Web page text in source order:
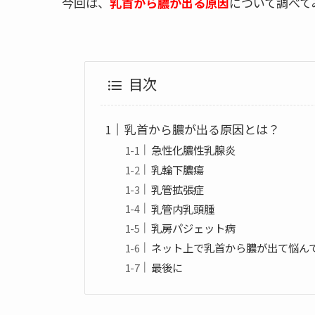
目次
乳首から膿が出る原因とは？
急性化膿性乳腺炎
乳輪下膿瘍
乳管拡張症
乳管内乳頭腫
乳房パジェット病
ネット上で乳首から膿が出て悩ん
最後に